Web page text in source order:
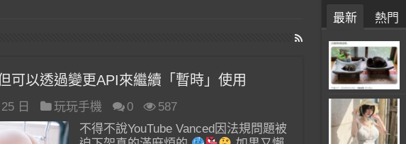
可以透過變更API來繼續「暫時」使用
日 玩玩手機 0
587
不得不說YouTube Vanced因法規問題被
最新 熱門